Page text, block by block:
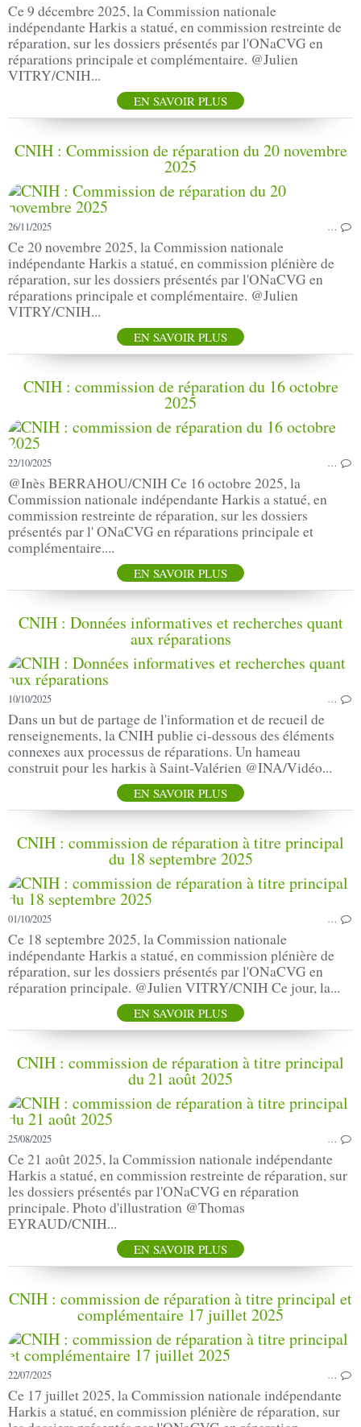
Ce 9 décembre 2025, la Commission nationale
indépendante Harkis a statué, en commission restreinte de
réparation, sur les dossiers présentés par l'ONaCVG en
réparations principale et complémentaire. @Julien
VITRY/CNIH...
EN SAVOIR PLUS
CNIH : Commission de réparation du 20 novembre
2025
26/11/2025 …
Ce 20 novembre 2025, la Commission nationale
indépendante Harkis a statué, en commission plénière de
réparation, sur les dossiers présentés par l'ONaCVG en
réparations principale et complémentaire. @Julien
VITRY/CNIH...
EN SAVOIR PLUS
CNIH : commission de réparation du 16 octobre
2025
22/10/2025 …
@Inès BERRAHOU/CNIH Ce 16 octobre 2025, la
Commission nationale indépendante Harkis a statué, en
commission restreinte de réparation, sur les dossiers
présentés par l' ONaCVG en réparations principale et
complémentaire....
EN SAVOIR PLUS
CNIH : Données informatives et recherches quant
aux réparations
10/10/2025 …
Dans un but de partage de l'information et de recueil de
renseignements, la CNIH publie ci-dessous des éléments
connexes aux processus de réparations. Un hameau
construit pour les harkis à Saint-Valérien @INA/Vidéo...
EN SAVOIR PLUS
CNIH : commission de réparation à titre principal
du 18 septembre 2025
01/10/2025 …
Ce 18 septembre 2025, la Commission nationale
indépendante Harkis a statué, en commission plénière de
réparation, sur les dossiers présentés par l'ONaCVG en
réparation principale. @Julien VITRY/CNIH Ce jour, la...
EN SAVOIR PLUS
CNIH : commission de réparation à titre principal
du 21 août 2025
25/08/2025 …
Ce 21 août 2025, la Commission nationale indépendante
Harkis a statué, en commission restreinte de réparation, sur
les dossiers présentés par l'ONaCVG en réparation
principale. Photo d'illustration @Thomas
EYRAUD/CNIH...
EN SAVOIR PLUS
CNIH : commission de réparation à titre principal et
complémentaire 17 juillet 2025
22/07/2025 …
Ce 17 juillet 2025, la Commission nationale indépendante
Harkis a statué, en commission plénière de réparation, sur